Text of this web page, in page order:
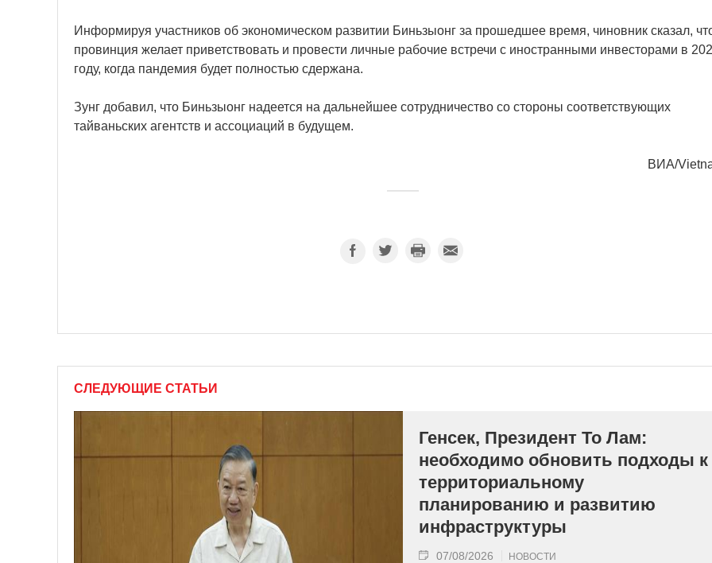
Информируя участников об экономическом развитии Биньзыонг за прошедшее время, чиновник сказал,
провинция желает приветствовать и провести личные рабочие встречи с иностранными инвесторами в
году, когда пандемия будет полностью сдержана.
Зунг добавил, что Биньзыонг надеется на дальнейшее сотрудничество со стороны соответствующих
тайваньских агентств и ассоциаций в будущем.
ВИА/
СЛЕДУЮЩИЕ СТАТЬИ
Генсек, Президент То Лам:
необходимо обновить подходы к
территориальному
планированию и развитию
инфраструктуры
07/08/2026 НОВОСТИ